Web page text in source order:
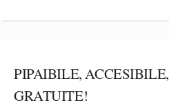
PIPAIBILE, ACCESIBILE,
GRATUITE!